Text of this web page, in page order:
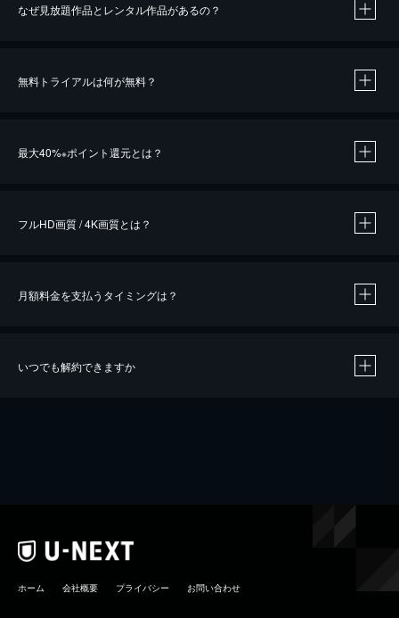
なぜ見放題作品とレンタル作品があるの？
無料トライアルは何が無料？
最大40%※ポイント還元とは？
※40％ポイント還元の対象は、クレジットカード決済による作品の購入 / レンタルです。
フルHD画質 / 4K画質とは？
月額料金を支払うタイミングは？
いつでも解約できますか
ホーム 会社概要 プライバシー お問い合わせ